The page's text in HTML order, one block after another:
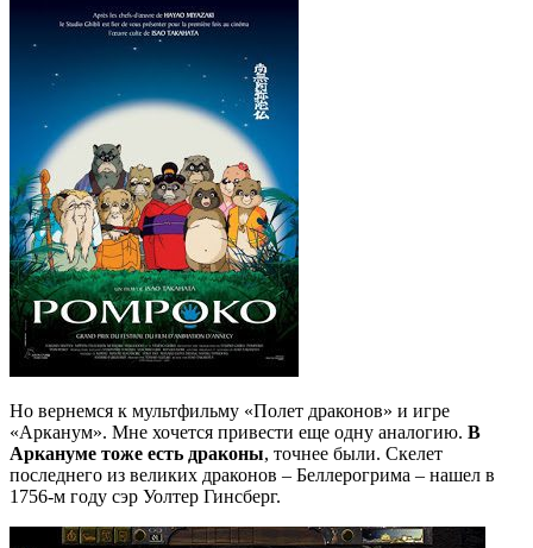
Но вернемся к мультфильму «Полет драконов» и игре
«Арканум». Мне хочется привести еще одну аналогию. В
Аркануме тоже есть драконы, точнее были. Скелет
последнего из великих драконов – Беллерогрима – нашел в
1756-м году сэр Уолтер Гинсберг.